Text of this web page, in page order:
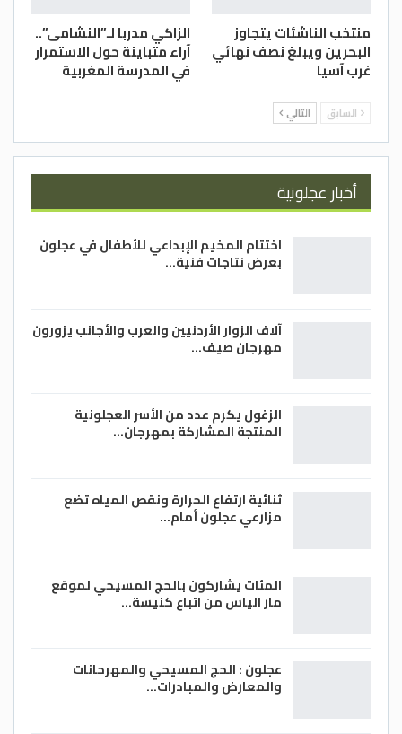
منتخب الناشئات يتجاوز
البحرين ويبلغ نصف نهائي
غرب آسيا
الزاكي مدربا لـ”النشامى”..
آراء متباينة حول الاستمرار
في المدرسة المغربية
السابق التالي
أخبار عجلونية
اختتام المخيم الإبداعي للأطفال في عجلون
بعرض نتاجات فنية…
آلاف الزوار الأردنيين والعرب والأجانب يزورون
مهرجان صيف…
الزغول يكرم عدد من الأسر العجلونية
المنتجة المشاركة بمهرجان…
ثنائية ارتفاع الحرارة ونقص المياه تضع
مزارعي عجلون أمام…
المئات يشاركون بالحج المسيحي لموقع
مار الياس من اتباع كنيسة…
عجلون : الحج المسيحي والمهرحانات
والمعارض والمبادرات…